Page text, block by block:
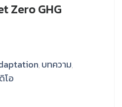
Zero GHG
, บทความ,
โอ